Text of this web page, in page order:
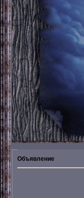
Объявление